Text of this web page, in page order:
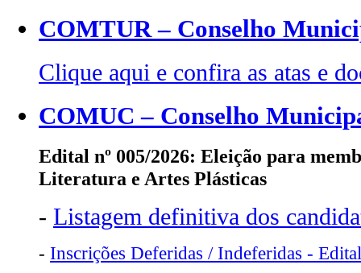
COMTUR – Conselho
Clique aqui e confira as atas e
COMUC – Conselho
Edital nº 005/2026: Eleição para
Literatura e Artes Plásticas
- Listagem definitiva dos
- Inscrições Deferidas / Indeferidas -